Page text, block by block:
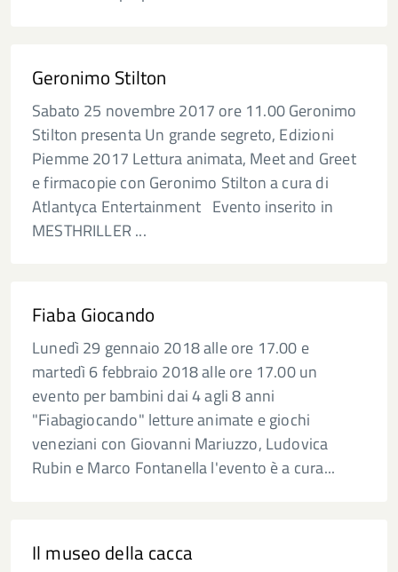
Geronimo Stilton
Sabato 25 novembre 2017 ore 11.00 Geronimo
Stilton presenta Un grande segreto, Edizioni
Piemme 2017 Lettura animata, Meet and Greet
e firmacopie con Geronimo Stilton a cura di
Atlantyca Entertainment Evento inserito in
MESTHRILLER ...
Fiaba Giocando
Lunedì 29 gennaio 2018 alle ore 17.00 e
martedì 6 febbraio 2018 alle ore 17.00 un
evento per bambini dai 4 agli 8 anni
"Fiabagiocando" letture animate e giochi
veneziani con Giovanni Mariuzzo, Ludovica
Rubin e Marco Fontanella l'evento è a cura...
Il museo della cacca